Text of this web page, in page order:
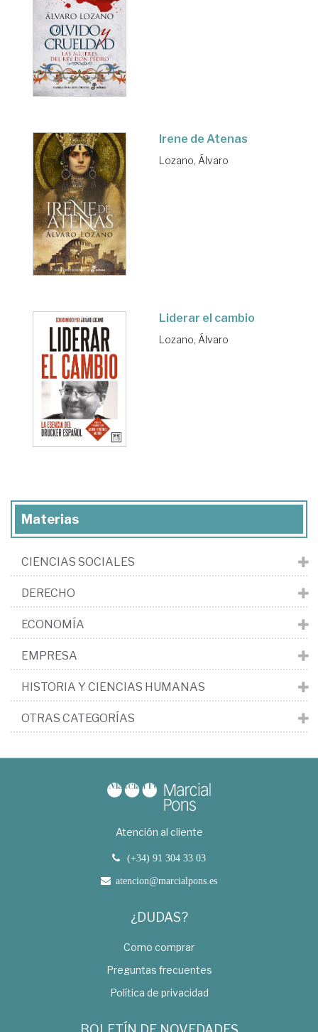
Irene de Atenas
Lozano, Álvaro
Liderar el cambio
Lozano, Álvaro
Materias
CIENCIAS SOCIALES
DERECHO
ECONOMÍA
EMPRESA
HISTORIA Y CIENCIAS HUMANAS
OTRAS CATEGORÍAS
Atención al cliente
(+34) 91 304 33 03
atencion@marcialpons.es
¿DUDAS?
Como comprar
Preguntas frecuentes
Política de privacidad